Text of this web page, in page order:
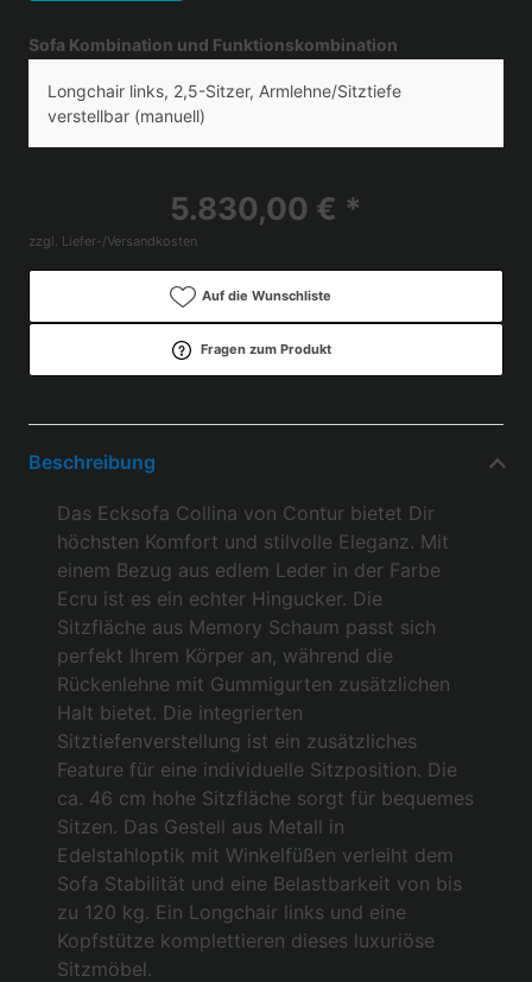
Sofa Kombination und Funktionskombination
Longchair links, 2,5-Sitzer, Armlehne/Sitztiefe
verstellbar (manuell)
5.830,00 € *
zzgl. Liefer-/Versandkosten
Auf die Wunschliste
Fragen zum Produkt
Beschreibung
Das Ecksofa Collina von Contur bietet Dir
höchsten Komfort und stilvolle Eleganz. Mit
einem Bezug aus edlem Leder in der Farbe
Ecru ist es ein echter Hingucker. Die
Sitzfläche aus Memory Schaum passt sich
perfekt Ihrem Körper an, während die
Rückenlehne mit Gummigurten zusätzlichen
Halt bietet. Die integrierten
Sitztiefenverstellung ist ein zusätzliches
Feature für eine individuelle Sitzposition. Die
ca. 46 cm hohe Sitzfläche sorgt für bequemes
Sitzen. Das Gestell aus Metall in
Edelstahloptik mit Winkelfüßen verleiht dem
Sofa Stabilität und eine Belastbarkeit von bis
zu 120 kg. Ein Longchair links und eine
Kopfstütze komplettieren dieses luxuriöse
Sitzmöbel.